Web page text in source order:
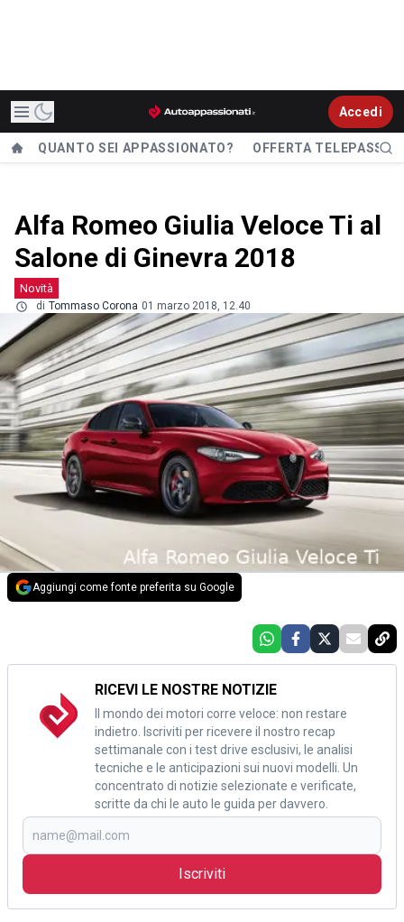
Accedi
QUANTO SEI APPASSIONATO? OFFERTA TELEPASS
Alfa Romeo Giulia Veloce Ti al
Salone di Ginevra 2018
Novità
di Tommaso Corona 01 marzo 2018, 12.40
Aggiungi come fonte preferita su Google
RICEVI LE NOSTRE NOTIZIE
Il mondo dei motori corre veloce: non restare
indietro. Iscriviti per ricevere il nostro recap
settimanale con i test drive esclusivi, le analisi
tecniche e le anticipazioni sui nuovi modelli. Un
concentrato di notizie selezionate e verificate,
scritte da chi le auto le guida per davvero.
Iscriviti